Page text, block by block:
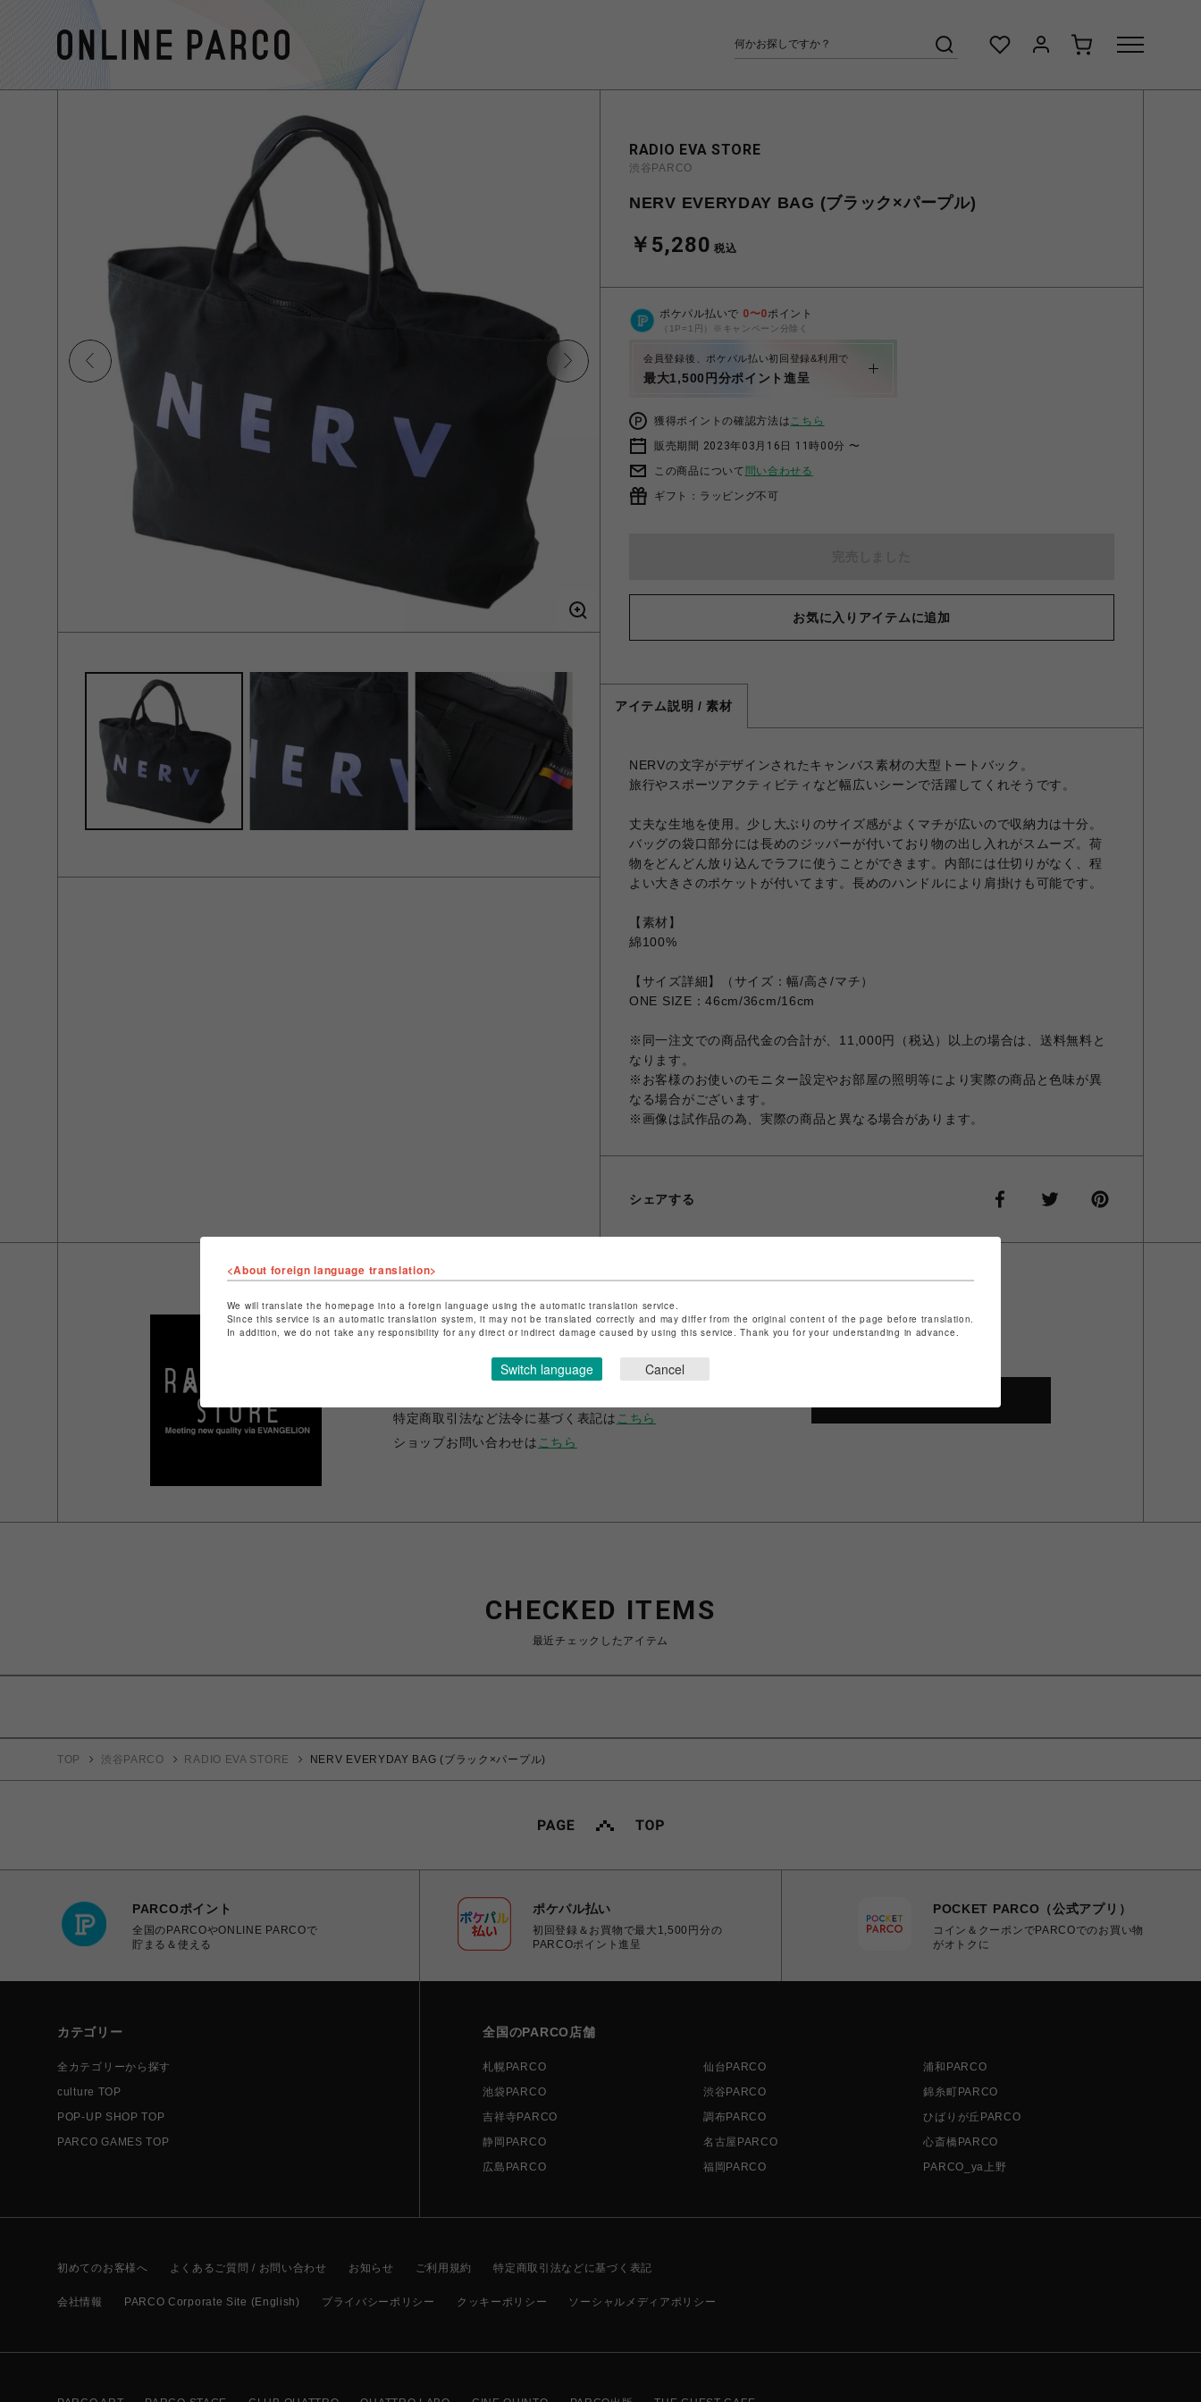
RADIO EVA STORE
渋谷PARCO
NERV EVERYDAY BAG (ブラック×パープル)
￥5,280 税込
ポケパル払いで 0〜0ポイント
（1P=1円）※キャンペーン分除く
会員登録後、ポケパル払い初回登録&利用で
最大1,500円分ポイント進呈
獲得ポイントの確認方法はこちら
販売期間 2023年03月16日 11時00分 〜
この商品について 問い合わせる
ギフト：ラッピング不可
お気に入りアイテムに追加
アイテム説明 / 素材
NERVの文字がデザインされたキャンバス素材の大型トートバック。
旅行やスポーツアクティビティなど幅広いシーンで活躍してくれそうです。
丈夫な生地を使用。少し大ぶりのサイズ感がよくマチが広いので収納力は十分。
バッグの袋口部分には長めのジッパーが付いており物の出し入れがスムーズ。荷
物をどんどん放り込んでラフに使うことができます。内部には仕切りがなく、程
よい大きさのポケットが付いてます。長めのハンドルにより肩掛けも可能です。
【素材】
綿100%
【サイズ詳細】（サイズ：幅/高さ/マチ）
ONE SIZE：46cm/36cm/16cm
※同一注文での商品代金の合計が、11,000円（税込）以上の場合は、送料無料と
なります。
※お客様のお使いのモニター設定やお部屋の照明等により実際の商品と色味が異
なる場合がございます。
※画像は試作品の為、実際の商品と異なる場合があります。
シェアする
RADIO EVA STORE
渋谷PARCO
特定商取引法など法令に基づく表記は こちら
ショップお問い合わせは こちら
CHECKED ITEMS
最近チェックしたアイテム
TOP 渋谷PARCO RADIO EVA STORE NERV EVERYDAY BAG (ブラック×パープル)
PARCOポイント
全国のPARCOやONLINE PARCOで
貯まる＆使える
ポケパル払い
初回登録＆お買物で最大1,500円分の
PARCOポイント進呈
POCKET PARCO（公式アプリ）
コイン＆クーポンでPARCOでのお買い物
がオトクに
カテゴリー
全カテゴリーから探す
culture TOP
POP-UP SHOP TOP
PARCO GAMES TOP
全国のPARCO店舗
札幌PARCO 仙台PARCO
浦和PARCO
池袋PARCO
渋谷PARCO
錦糸町PARCO
吉祥寺PARCO
調布PARCO
ひばりが丘PARCO
静岡PARCO
名古屋PARCO
心斎橋PARCO
広島PARCO
福岡PARCO PARCO_ya上野
初めてのお客様へ よくあるご質問 / お問い合わせ お知らせ ご利用規約 特定商取引法などに基づく表記
会社情報 PARCO Corporate Site (English) プライバシーポリシー クッキーポリシー ソーシャルメディアポリシー
<About foreign language translation>
We will translate the homepage into a foreign language using the automatic translation service.
Since this service is an automatic translation system, it may not be translated correctly and may differ from the original content of the page before translation.
In addition, we do not take any responsibility for any direct or indirect damage caused by using this service. Thank you for your understanding in advance.
Switch language Cancel